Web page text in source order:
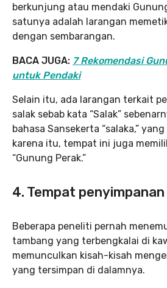
berkunjung atau mendaki
satunya adalah larangan
dengan sembarangan.
BACA JUGA: 7 Rekomendasi
untuk Pendaki
Selain itu, ada larangan terkait
salak sebab kata “Salak”
bahasa Sansekerta “salaka,”
karena itu, tempat ini juga
“Gunung Perak.”
4. Tempat
Beberapa peneliti pernah
tambang yang terbengkalai di
memunculkan kisah-kisah
yang tersimpan di dalamnya.